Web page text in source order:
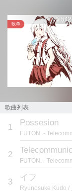
歌单
歌曲列表
1 Possesion
FUTON. -
2
FUTON. -
3 イフ
Ryunosuke Kudo /